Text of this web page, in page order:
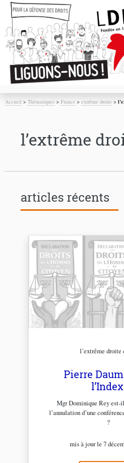
Accueil >Thématiques >France >extrême droite >
l’extrême
articles récents
l’extrême droite
Pierre
Mgr Dominique Rey est-
l’annulation d’une
?
mis à jour le 7